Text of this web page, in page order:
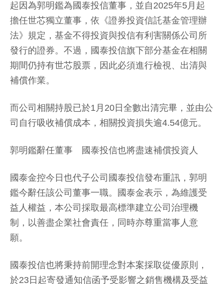
起因為郭明鑑為國泰投信董事，並自2025年5月起
擔任世芯獨立董事，依《證券投資信託基金管理辦
法》規定，基金不得投資與投信有利害關係公司所
發行的證券。不過，國泰投信旗下部分基金在相關
期間仍持有世芯股票，因此必須進行檢視、出清與
補償作業。
而公司相關持股已於1月20日全數出清完畢，並由公
司自行吸收補償成本，相關投資損失逾4.54億元。
郭明鑑辭任董事 國泰投信也將盡速補償投資人
國泰金控今日也代子公司國泰投信發布重訊，郭明
鑑今辭任該公司董事一職。國泰金表示，為維護受
益人權益，本公司採取最高標準建立公司治理機
制，以善盡企業社會責任，同時亦尊重當事人意
願。
國泰投信也將秉持前開理念對本案採取從優原則，
於23日起寄發通知信函予受影響之銷售機構及受益